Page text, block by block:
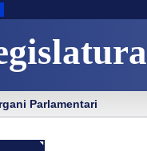
Parlamentari